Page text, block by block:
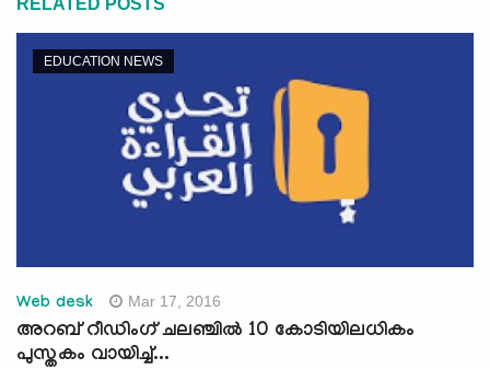
EDUCATION NEWS
Web desk Mar 17, 2016
അറബ് റീഡിംഗ് ചലഞ്ചില്‍ 10 കോടിയിലധികം
പുസ്തകം വായിച്ച്...